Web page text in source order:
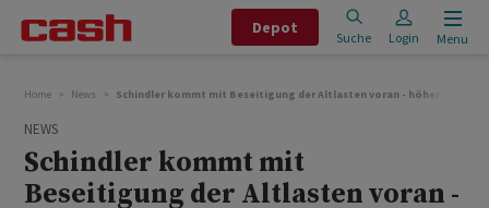
Depot
Suche Login Menu
Home News Schindler kommt mit Beseitigung der Altlasten voran - höhere Ziele
NEWS
Schindler kommt mit
Beseitigung der Altlasten voran -